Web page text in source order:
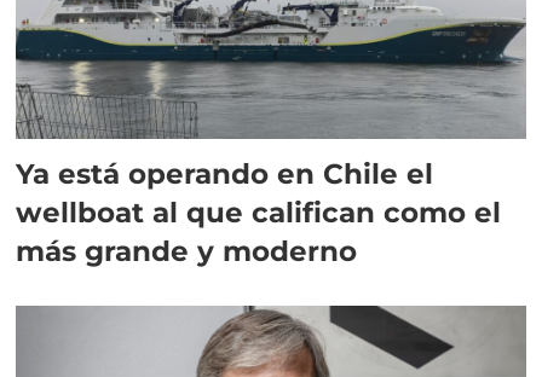
Ya está operando en Chile el
wellboat al que califican como el
más grande y moderno